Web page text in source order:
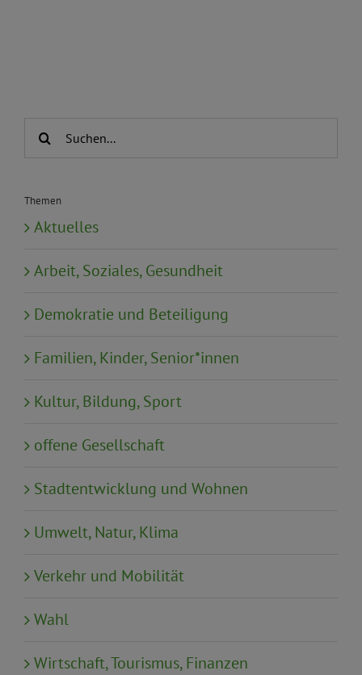
Suche
Themen
Aktuelles
Arbeit, Soziales, Gesundheit
Demokratie und Beteiligung
Familien, Kinder, Senior*innen
Kultur, Bildung, Sport
offene Gesellschaft
Stadtentwicklung und Wohnen
Umwelt, Natur, Klima
Verkehr und Mobilität
Wahl
Wirtschaft, Tourismus, Finanzen